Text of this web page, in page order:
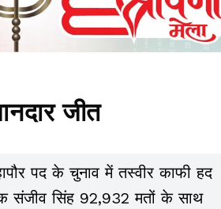
जीत
पद के चुनाव में तस्वीर काफी हद
संजीव सिंह 92,932 मतों के साथ